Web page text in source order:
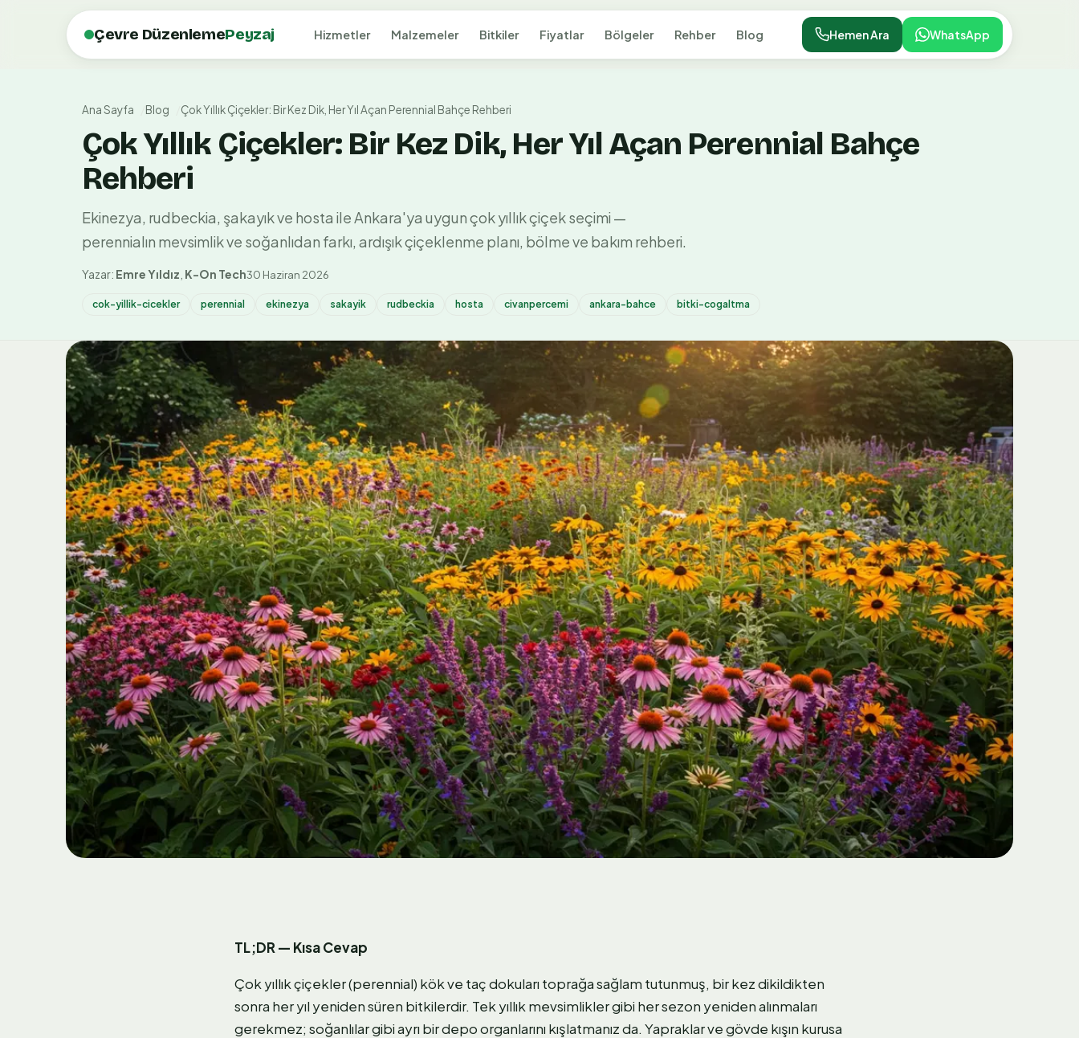
Çevre DüzenlemePeyzaj Hizmetler Malzemeler Bitkiler Fiyatlar Bölgeler Rehber Blog Hemen Ara WhatsApp
Ana Sayfa Blog Çok Yıllık Çiçekler: Bir Kez Dik, Her Yıl Açan Perennial Bahçe Rehberi
Çok Yıllık Çiçekler: Bir Kez Dik, Her Yıl Açan Perennial Bahçe
Rehberi
Ekinezya, rudbeckia, şakayık ve hosta ile Ankara'ya uygun çok yıllık çiçek seçimi —
perennialın mevsimlik ve soğanlıdan farkı, ardışık çiçeklenme planı, bölme ve bakım rehberi.
Yazar: Emre Yıldız K-On Tech30 Haziran 2026
cok-yillik-cicekler perennial ekinezya sakayik rudbeckia hosta civanpercemi ankara-bahce bitki-cogaltma
TL;DR — Kısa Cevap
Çok yıllık çiçekler (perennial) kök ve taç dokuları toprağa sağlam tutunmuş, bir kez dikildikten
sonra her yıl yeniden süren bitkilerdir. Tek yıllık mevsimlikler gibi her sezon yeniden alınmaları
gerekmez; soğanlılar gibi ayrı bir depo organlarını kışlatmanız da. Yapraklar ve gövde kışın kurusa